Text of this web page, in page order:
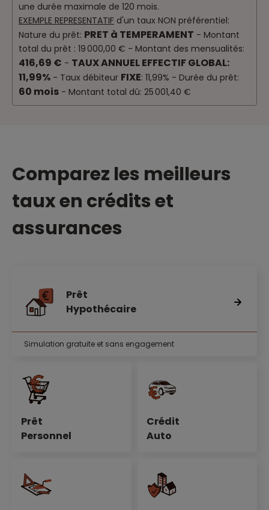
une durée maximale de 120 mois.
EXEMPLE REPRESENTATIF d'un taux NON préférentiel:
Nature du prêt: PRET à TEMPERAMENT - Montant
total du prêt : 19 000,00 € - Montant des mensualités:
416,69 € - TAUX ANNUEL EFFECTIF GLOBAL:
11,99% - Taux débiteur FIXE: 11,99% - Durée du prêt:
60 mois - Montant total dû: 25 001,40 €
Comparez les meilleurs
taux en crédits et
assurances
Prêt
Hypothécaire
Simulation gratuite et sans engagement
Prêt
Personnel
Crédit
Auto